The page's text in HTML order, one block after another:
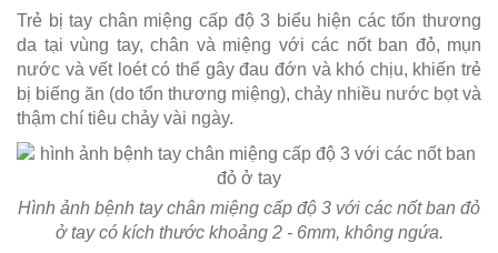
Trẻ bị tay chân miệng cấp độ 3 biểu hiện các tổn thương
da tại vùng tay, chân và miệng với các nốt ban đỏ, mụn
nước và vết loét có thể gây đau đớn và khó chịu, khiến trẻ
bị biếng ăn (do tổn thương miệng), chảy nhiều nước bọt và
thậm chí tiêu chảy vài ngày.
Hình ảnh bệnh tay chân miệng cấp độ 3 với các nốt ban đỏ
ở tay có kích thước khoảng 2 - 6mm, không ngứa.